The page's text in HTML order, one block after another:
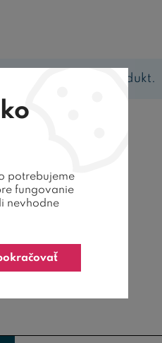
žiaden produkt.
potrebujeme
fungovanie
nevhodne